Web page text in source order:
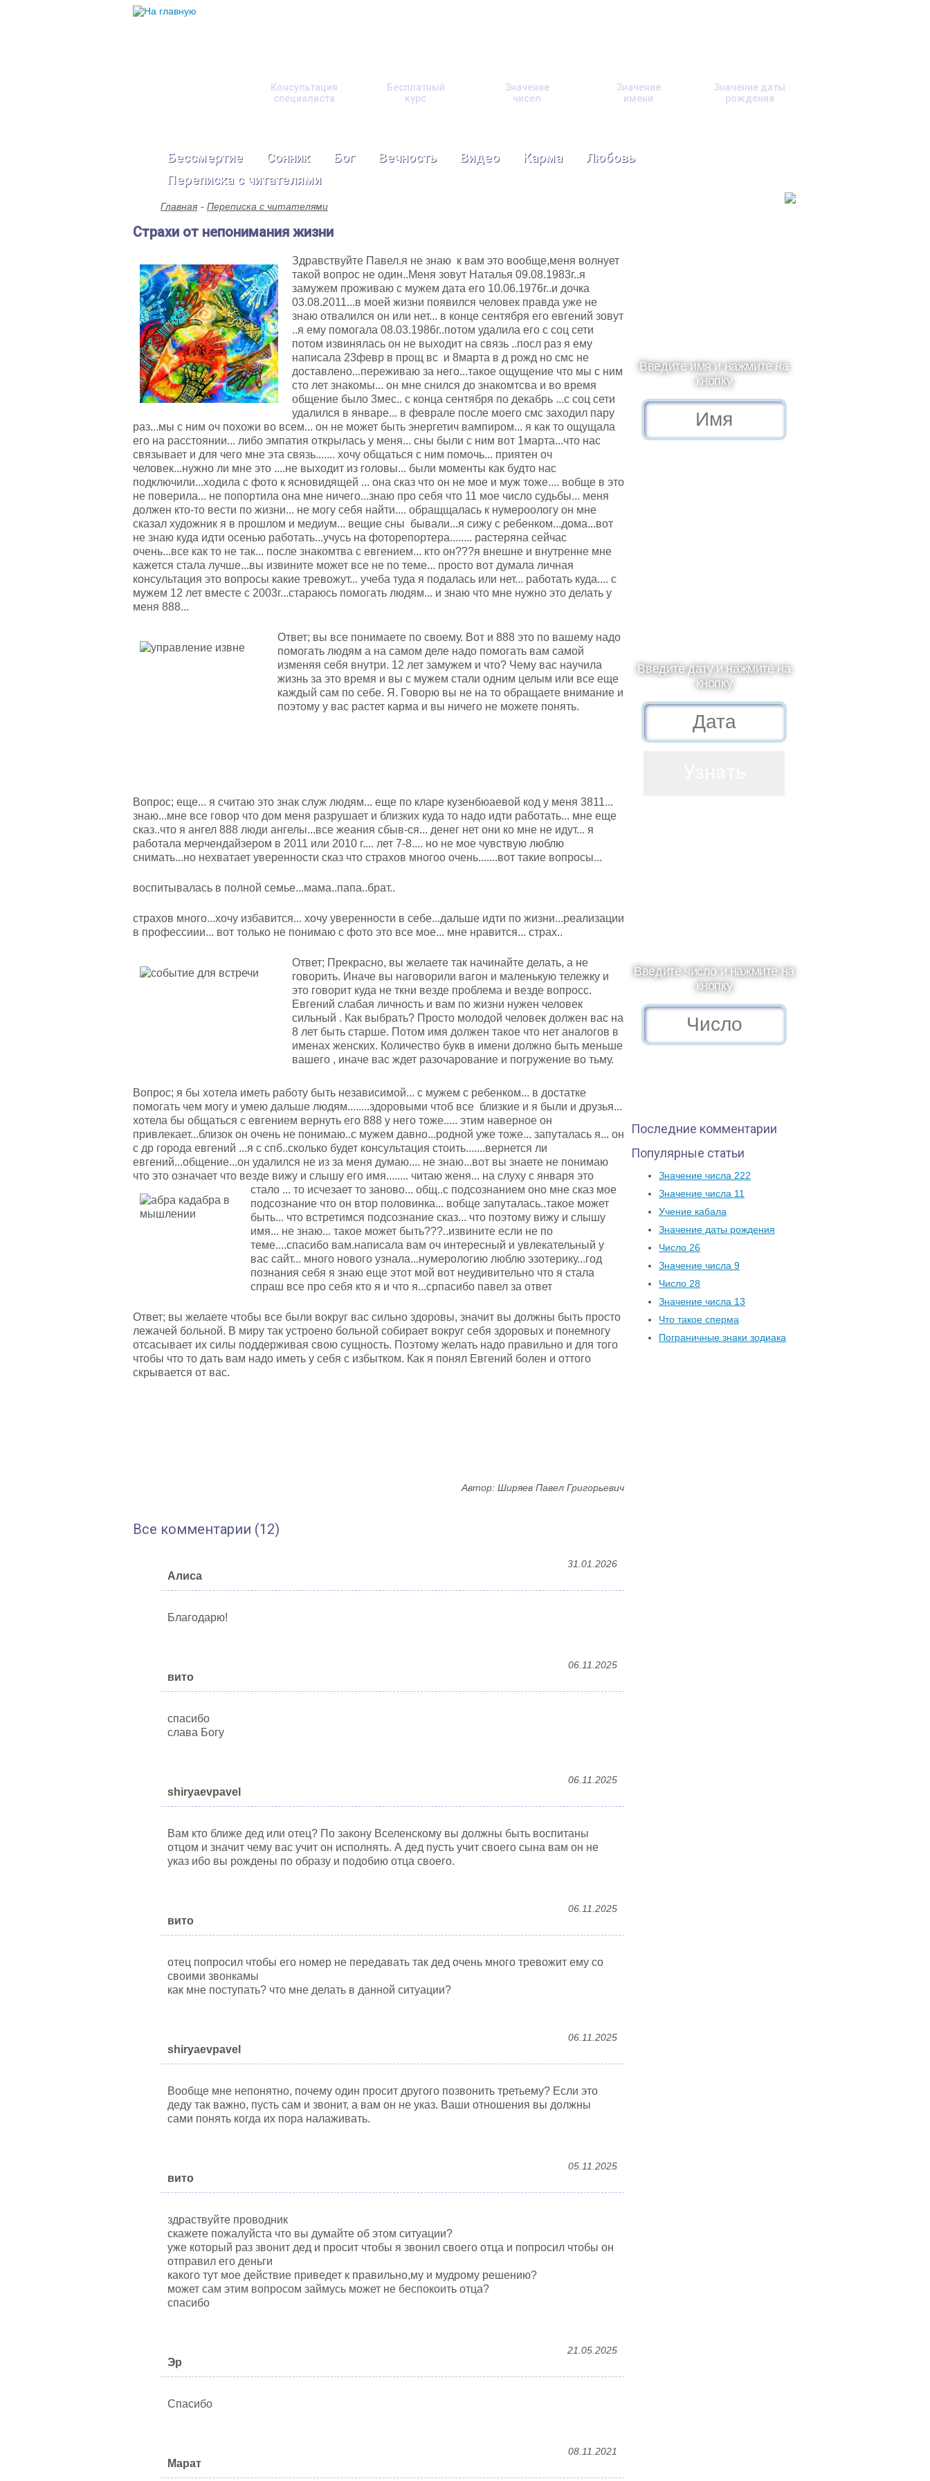
Консультация
специалиста
Бесплатный
курс
Значение
чисел
Значение
имени
Значение даты
рождения
Бессмертие Сонник Бог Вечность Видео Карма
Любовь
Переписка с читателями
Главная Переписка с читателями
Страхи от непонимания жизни
Здравствуйте Павел.я не знаю к вам это вообще,меня волнует
такой вопрос не один..Меня зовут Наталья 09.08.1983г..я
замужем проживаю с мужем дата его 10.06.1976г..и дочка
03.08.2011...в моей жизни появился человек правда уже не
знаю отвалился он или нет... в конце сентября его евгений зовут
..я ему помогала 08.03.1986г..потом удалила его с соц сети
потом извинялась он не выходит на связь ..посл раз я ему
написала 23февр в прощ вс и 8марта в д рожд но смс не
доставлено...переживаю за него...такое ощущение что мы с ним
сто лет знакомы... он мне снился до знакомтсва и во время
общение было 3мес.. с конца сентября по декабрь ...с соц сети
удалился в январе... в феврале после моего смс заходил пару
раз...мы с ним оч похожи во всем... он не может быть энергетич вампиром... я как то ощущала
его на расстоянии... либо эмпатия открылась у меня... сны были с ним вот 1марта...что нас
связывает и для чего мне эта связь....... хочу общаться с ним помочь... приятен оч
человек...нужно ли мне это ....не выходит из головы... были моменты как будто нас
подключили...ходила с фото к ясновидящей ... она сказ что он не мое и муж тоже.... вобще в это
не поверила... не попортила она мне ничего...знаю про себя что 11 мое число судьбы... меня
должен кто-то вести по жизни... не могу себя найти.... обращщалась к нумероологу он мне
сказал художник я в прошлом и медиум... вещие сны бывали...я сижу с ребенком...дома...вот
не знаю куда идти осенью работать...учусь на фоторепортера........ растеряна сейчас
очень...все как то не так... после знакомтва с евгением... кто он???я внешне и внутренне мне
кажется стала лучше...вы извините может все не по теме... просто вот думала личная
консультация это вопросы какие тревожут... учеба туда я подалась или нет... работать куда.... с
мужем 12 лет вместе с 2003г...стараюсь помогать людям... и знаю что мне нужно это делать у
меня 888...
Ответ; вы все понимаете по своему. Вот и 888 это по вашему надо
помогать людям а на самом деле надо помогать вам самой
изменяя себя внутри. 12 лет замужем и что? Чему вас научила
жизнь за это время и вы с мужем стали одним целым или все еще
каждый сам по себе. Я. Говорю вы не на то обращаете внимание и
поэтому у вас растет карма и вы ничего не можете понять.
Вопрос; еще... я считаю это знак служ людям... еще по кларе кузенбюаевой код у меня 3811...
знаю...мне все говор что дом меня разрушает и близких куда то надо идти работать... мне еще
сказ..что я ангел 888 люди ангелы...все жеания сбыв-ся... денег нет они ко мне не идут... я
работала мерчендайзером в 2011 или 2010 г.... лет 7-8.... но не мое чувствую люблю
снимать...но нехватает уверенности сказ что страхов многоо очень.......вот такие вопросы...
воспитывалась в полной семье...мама..папа..брат..
страхов много...хочу избавится... хочу уверенности в себе...дальше идти по жизни...реализации
в профессиии... вот только не понимаю с фото это все мое... мне нравится... страх..
Ответ; Прекрасно, вы желаете так начинайте делать, а не
говорить. Иначе вы наговорили вагон и маленькую тележку и
это говорит куда не ткни везде проблема и везде вопросс.
Евгений слабая личность и вам по жизни нужен человек
сильный . Как выбрать? Просто молодой человек должен вас на
8 лет быть старше. Потом имя должен такое что нет аналогов в
именах женских. Количество букв в имени должно быть меньше
вашего , иначе вас ждет разочарование и погружение во тьму.
Вопрос; я бы хотела иметь работу быть независимой... с мужем с ребенком... в достатке
помогать чем могу и умею дальше людям........здоровыми чтоб все близкие и я были и друзья...
хотела бы общаться с евгением вернуть его 888 у него тоже..... этим наверное он
привлекает...близок он очень не понимаю..с мужем давно...родной уже тоже... запуталась я... он
с др города евгений ...я с спб..сколько будет консультация стоить.......вернется ли
евгений...общение...он удалился не из за меня думаю.... не знаю...вот вы знаете не понимаю
что это означает что везде вижу и слышу его имя........ читаю женя... на слуху с января это
стало ... то исчезает то заново... общ..с подсознанием оно мне сказ мое
подсознание что он втор половинка... вобще запуталась..такое может
быть... что встретимся подсознание сказ... что поэтому вижу и слышу
имя... не знаю... такое может быть???..извините если не по
теме....спасибо вам.написала вам оч интересный и увлекательный у
вас сайт... много нового узнала...нумерологию люблю эзотерику...год
познания себя я знаю еще этот мой вот неудивительно что я стала
спраш все про себя кто я и что я...српасибо павел за ответ
Ответ; вы желаете чтобы все были вокруг вас сильно здоровы, значит вы должны быть просто
лежачей больной. В миру так устроено больной собирает вокруг себя здоровых и понемногу
отсасывает их силы поддерживая свою сущность. Поэтому желать надо правильно и для того
чтобы что то дать вам надо иметь у себя с избытком. Как я понял Евгений болен и оттого
скрывается от вас.
Автор: Ширяев Павел Григорьевич
Все комментарии (12)
Алиса
31.01.2026
Благодарю!
вито
06.11.2025
спасибо
слава Богу
shiryaevpavel
06.11.2025
Вам кто ближе дед или отец? По закону Вселенскому вы должны быть воспитаны
отцом и значит чему вас учит он исполнять. А дед пусть учит своего сына вам он не
указ ибо вы рождены по образу и подобию отца своего.
вито
06.11.2025
отец попросил чтобы его номер не передавать так дед очень много тревожит ему со
своими звонкамы
как мне поступать? что мне делать в данной ситуации?
shiryaevpavel
06.11.2025
Вообще мне непонятно, почему один просит другого позвонить третьему? Если это
деду так важно, пусть сам и звонит, а вам он не указ. Ваши отношения вы должны
сами понять когда их пора налаживать.
вито
05.11.2025
здраствуйте проводник
скажете пожалуйста что вы думайте об этом ситуации?
уже который раз звонит дед и просит чтобы я звонил своего отца и попросил чтобы он
отправил его деньги
какого тут мое действие приведет к правильно,му и мудрому решению?
может сам этим вопросом займусь может не беспокоить отца?
спасибо
Эр
21.05.2025
Спасибо
Марат
08.11.2021
Введите имя и нажмите на
кнопку
Введите дату и нажмите на
кнопку
Введите число и нажмите на
кнопку
Последние комментарии
Популярные статьи
Значение числа 222
Значение числа 11
Учение кабала
Значение даты рождения
Число 26
Значение числа 9
Число 28
Значение числа 13
Что такое сперма
Пограничные знаки зодиака